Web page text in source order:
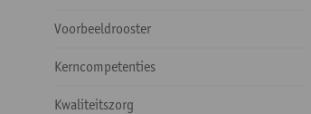
Voorbeeldrooster
Kerncompetenties
Kwaliteitszorg